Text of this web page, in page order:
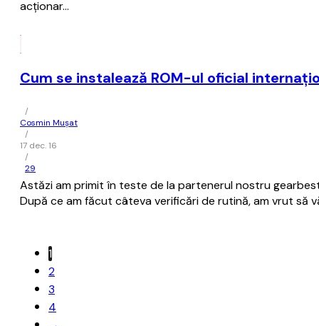
acţionar…
Cum se instalează ROM-ul oficial
/
Cosmin Mușat
/
17 dec. 16
/
29
Astăzi am primit în teste de la partenerul nostru
După ce am făcut câteva verificări de rutină, am vrut să
1
2
3
4